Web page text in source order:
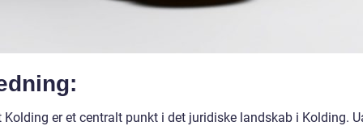
Kolding er et centralt punkt i det juridiske landskab i Kolding.